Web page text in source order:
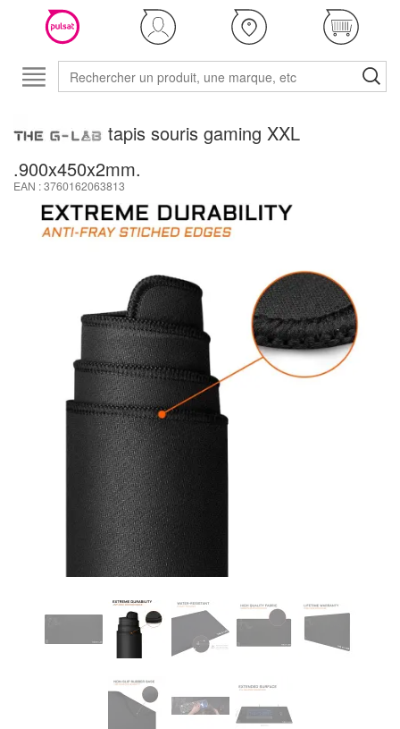
tapis souris gaming XXL
.900x450x2mm.
EAN : 3760162063813